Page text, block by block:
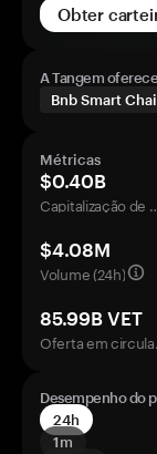
Obter
A Tangem
Bnb Smart
Métricas
$0.40B
$4.08M
Volume (24h)
85.99B VET
Desempenho do
24h
1m